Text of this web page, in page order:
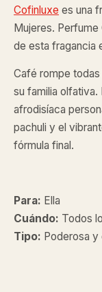
Cofinluxe es una
Mujeres.
de esta fragancia
Café rompe
su familia olfativa.
afrodisíaca
pachuli y el
fórmula final.
Para: Ella
Cuándo: Todos
Tipo: Poderosa